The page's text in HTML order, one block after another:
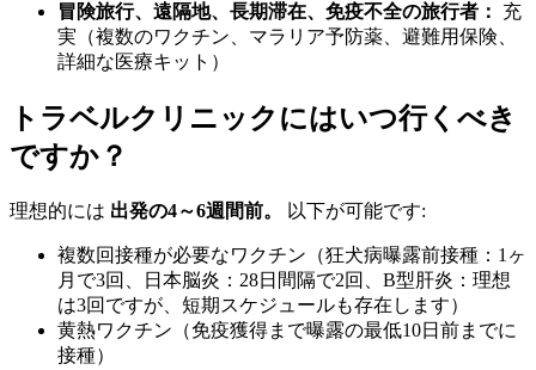
冒険旅行、遠隔地、長期滞在、免疫不全の旅行者：
充
実（複数のワクチン、マラリア予防薬、避難用保険、
詳細な医療キット）
トラベルクリニックにはいつ行くべき
ですか？
理想的には 出発の4～6週間前。 以下が可能です:
複数回接種が必要なワクチン（狂犬病曝露前接種：1ヶ
月で3回、日本脳炎：28日間隔で2回、B型肝炎：理想
は3回ですが、短期スケジュールも存在します）
黄熱ワクチン（免疫獲得まで曝露の最低10日前までに
接種）